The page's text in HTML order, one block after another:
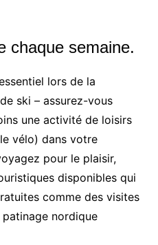
chaque semaine.
lors de la
ski – assurez-vous
une activité de loisirs
vélo) dans votre
pour le plaisir,
disponibles qui
comme des visites
nordique